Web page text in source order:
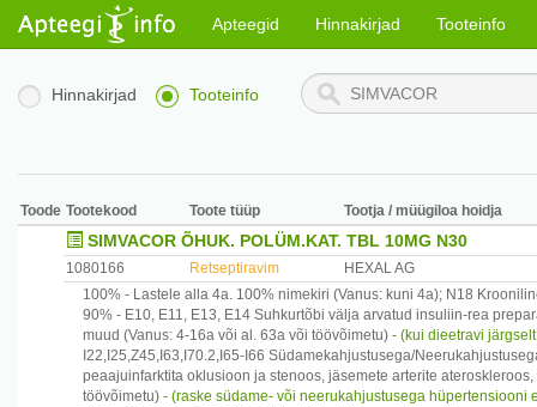
Apteegid Hinnakirjad Tooteinfo
Hinnakirjad Tooteinfo
Toode Tootekood Toote tüüp Tootja / müügiloa hoidja
SIMVACOR ÕHUK. POLÜM.KAT. TBL 10MG N30
1080166 Retseptiravim
HEXAL AG
100% - Lastele alla 4a. 100% nimekiri (Vanus: kuni 4a); N18
90% - E10, E11, E13, E14 Suhkurtõbi välja arvatud insuliin-rea
muud (Vanus: 4-16a või al. 63a või töövõimetu) - (kui dieetravi
I22,I25,Z45,I63,I70.2,I65-I66 Südamekahjustusega/
peaajuinfarktita oklusioon ja stenoos, jäsemete arterite
töövõimetu) - (raske südame- või neerukahjustusega hüpertensiooni